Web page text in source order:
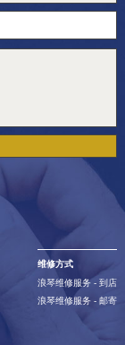
维修方式
浪琴维修服务 - 到店
浪琴维修服务 - 邮寄